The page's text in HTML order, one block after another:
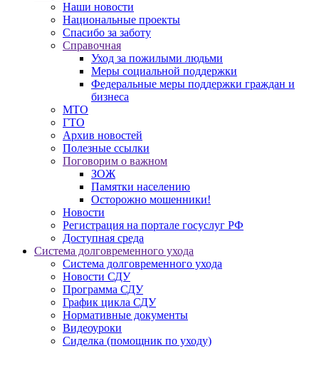
Наши новости
Национальные проекты
Спасибо за заботу
Справочная
Уход за пожилыми людьми
Меры социальной поддержки
Федеральные меры поддержки граждан и
бизнеса
МТО
ГТО
Архив новостей
Полезные ссылки
Поговорим о важном
ЗОЖ
Памятки населению
Осторожно мошенники!
Новости
Регистрация на портале госуслуг РФ
Доступная среда
Система долговременного ухода
Система долговременного ухода
Новости СДУ
Программа СДУ
График цикла СДУ
Нормативные документы
Видеоуроки
Сиделка (помощник по уходу)